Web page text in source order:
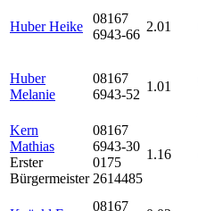
Huber Heike
08167
6943-66
2.01
Huber
Melanie
08167
6943-52
1.01
Kern
Mathias
Erster
Bürgermeister
08167
6943-30
0175
2614485
1.16
08167